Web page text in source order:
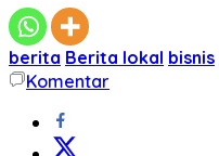
berita Berita lokal bisnis
Komentar